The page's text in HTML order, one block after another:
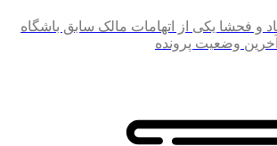
و فحشا یکی از اتهامات مالک سابق باشگاه
وضعیت پرونده